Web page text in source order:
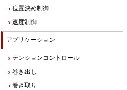
位置決め制御
速度制御
アプリケーション
テンションコントロール
巻き出し
巻き取り